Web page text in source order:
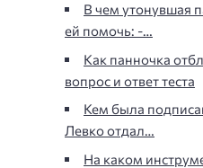
В чем утонувшая
ей помочь: -…
Как панночка
вопрос и ответ теста
Кем была
Левко отдал…
На каком